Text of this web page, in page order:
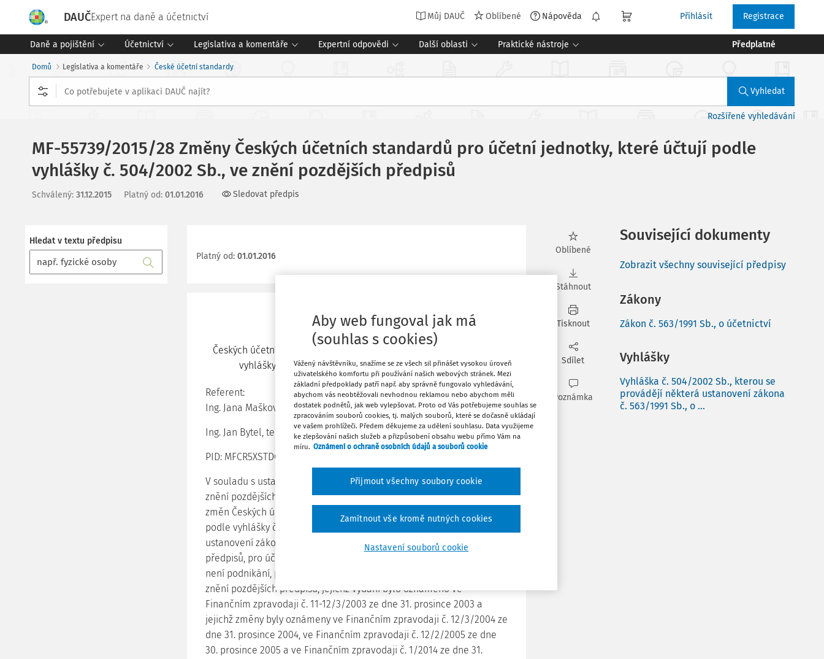
DAUČExpert na daně a účetnictví Můj DAUČ Oblíbené Nápověda Přihlásit Registrace
Daně a pojištění Účetnictví Legislativa a komentáře Expertní odpovědi Další oblasti Praktické nástroje Předplatné
Domů Legislativa a komentáře České účetní standardy
Vyhledat
Rozšířené vyhledávání
MF-55739/2015/28 Změny Českých účetních standardů pro účetní jednotky, které účtují podle
vyhlášky č. 504/2002 Sb., ve znění pozdějších předpisů
Schválený: 31.12.2015 Platný od: 01.01.2016 Sledovat předpis
Hledat v textu předpisu
Platný od: 01.01.2016
MF-55739/2015/28
Změny
Českých účetních standardů pro účetní jednotky, které účtují podle
vyhlášky č. 504/2002 Sb., ve znění pozdějších předpisů
ze dne 31. 12. 2015
Referent:
Ing. Jana Mašková, tel: 257 042 633
Ing. Jan Bytel, tel.: 257 044 186
PID: MFCR5XSTDC
V souladu s ustanovením § 36 zákona č. 563/1991 Sb., o účetnictví, ve
znění pozdějších předpisů, oznamuje Ministerstvo financí vydání
změn Českých účetních standardů pro účetní jednotky, které účtují
podle vyhlášky č. 504/2002 Sb., kterou se provádějí některá
ustanovení zákona č. 563/1991 Sb., o účetnictví, ve znění pozdějších
předpisů, pro účetní jednotky, u kterých hlavním předmětem činnosti
není podnikání, pokud účtují v soustavě podvojného účetnictví, ve
znění pozdějších předpisů, jejichž vydání bylo oznámeno ve
Finančním zpravodaji č. 11-12/3/2003 ze dne 31. prosince 2003 a
jejichž změny byly oznámeny ve Finančním zpravodaji č. 12/3/2004 ze
dne 31. prosince 2004, ve Finančním zpravodaji č. 12/2/2005 ze dne
30. prosince 2005 a ve Finančním zpravodaji č. 1/2014 ze dne 31.
Oblíbené
Stáhnout
Tisknout
Sdílet
Poznámka
Související dokumenty
Zobrazit všechny související předpisy
Zákony
Zákon č. 563/1991 Sb., o účetnictví
Vyhlášky
Vyhláška č. 504/2002 Sb., kterou se
provádějí některá ustanovení zákona
č. 563/1991 Sb., o ...
Aby web fungoval jak má
(souhlas s cookies)
Vážený návštěvníku, snažíme se ze všech sil přinášet vysokou úroveň
uživatelského komfortu při používání našich webových stránek. Mezi
základní předpoklady patří např. aby správně fungovalo vyhledávání,
abychom vás neobtěžovali nevhodnou reklamou nebo abychom měli
dostatek podnětů, jak web vylepšovat. Proto od Vás potřebujeme souhlas se
zpracováním souborů cookies, tj. malých souborů, které se dočasně ukládají
ve vašem prohlížeči. Předem děkujeme za udělení souhlasu. Data využijeme
ke zlepšování našich služeb a přizpůsobení obsahu webu přímo Vám na
míru. Oznámení o ochraně osobních údajů a souborů cookie
Nastavení souborů cookie
Zamítnout vše kromě nutných cookies
Přijmout všechny soubory cookie